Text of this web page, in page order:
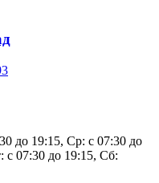
до 19:15, Ср: с 07:30 до
с 07:30 до 19:15, Сб: